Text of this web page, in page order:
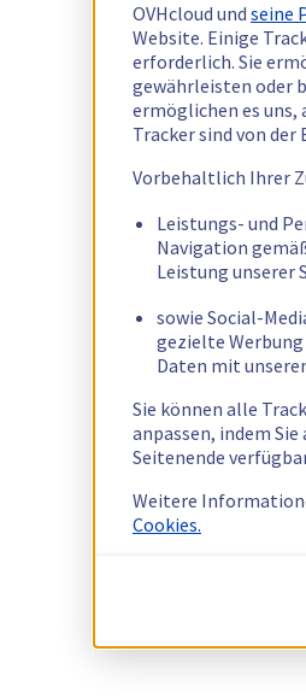
OVHcloud und seine
Website. Einige
erforderlich. Sie
gewährleisten oder
ermöglichen es uns,
Tracker sind von
Vorbehaltlich Ihrer
Leistungs- und
Navigation
Leistung unserer
sowie Social-
gezielte
Daten mit
Sie können alle
anpassen, indem
Seitenende
Weitere
Cookies.